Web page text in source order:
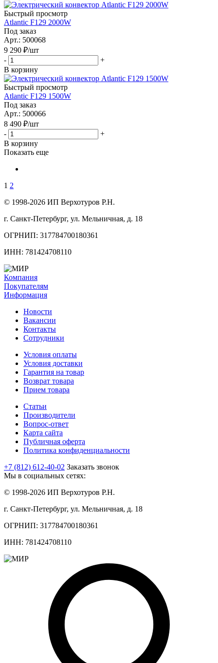
Быстрый просмотр
Atlantic F129 2000W
Под заказ
Арт.: 500068
9 290 ₽/шт
-
+
В корзину
Быстрый просмотр
Atlantic F129 1500W
Под заказ
Арт.: 500066
8 490 ₽/шт
-
+
В корзину
Показать еще
1 2
© 1998-2026 ИП Верхотуров Р.Н.
г. Санкт-Петербург, ул. Мельничная, д. 18
ОГРНИП: 317784700180361
ИНН: 781424708110
Компания
Покупателям
Информация
Новости
Вакансии
Контакты
Сотрудники
Условия оплаты
Условия доставки
Гарантия на товар
Возврат товара
Прием товара
Статьи
Производители
Вопрос-ответ
Карта сайта
Публичная оферта
Политика конфиденциальности
+7 (812) 612-40-02 Заказать звонок
Мы в социальных сетях:
© 1998-2026 ИП Верхотуров Р.Н.
г. Санкт-Петербург, ул. Мельничная, д. 18
ОГРНИП: 317784700180361
ИНН: 781424708110